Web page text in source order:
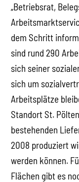
„Betriebsrat,
dem Schritt
sind rund 290
sich seiner
sich um
Arbeitsplätze
Standort St.
bestehenden
2008 produziert
werden können.
Flächen gibt es